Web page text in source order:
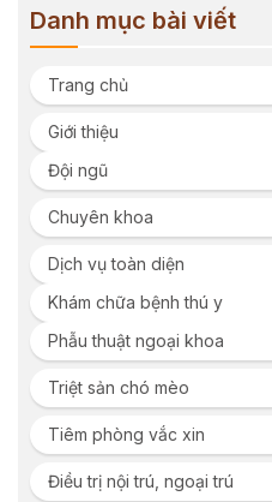
Danh mục bài viết
Trang chủ
Giới thiệu
Đội ngũ
Chuyên khoa
Dịch vụ toàn diện
Khám chữa bệnh thú y
Phẫu thuật ngoại khoa
Triệt sản chó mèo
Tiêm phòng vắc xin
Điều trị nội trú, ngoại trú